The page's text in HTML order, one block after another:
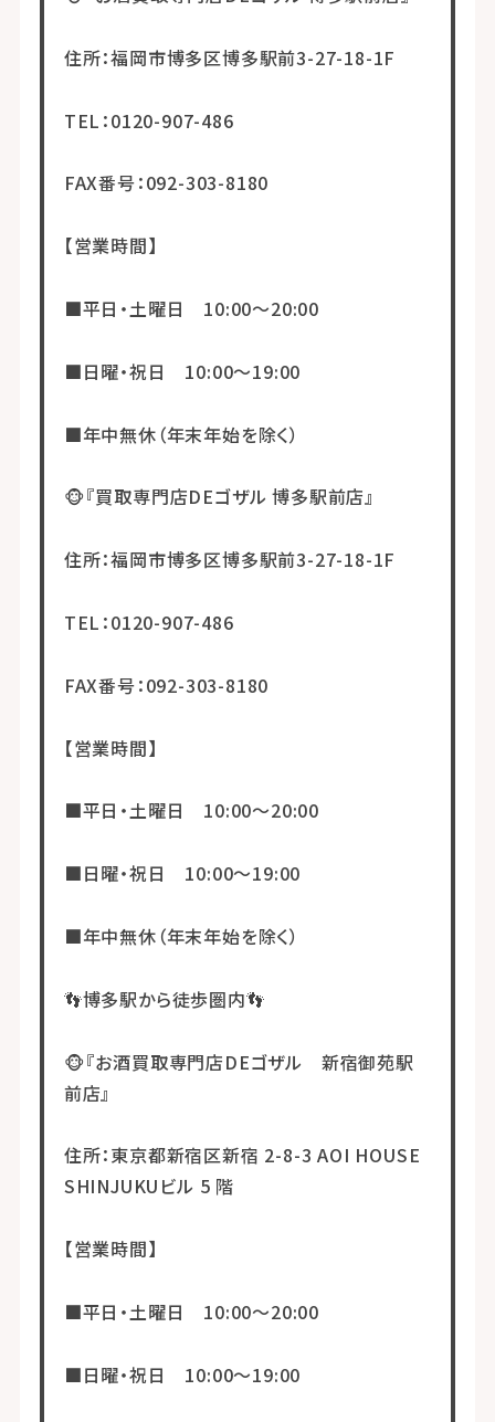
住所：福岡市博多区博多駅前3-27-18-1F
TEL：0120-907-486
FAX番号：092-303-8180
【営業時間】
■平日・土曜日 10:00～20:00
■日曜・祝日 10:00～19:00
■年中無休（年末年始を除く）
🐵『買取専門店DEゴザル 博多駅前店』
住所：福岡市博多区博多駅前3-27-18-1F
TEL：0120-907-486
FAX番号：092-303-8180
【営業時間】
■平日・土曜日 10:00～20:00
■日曜・祝日 10:00～19:00
■年中無休（年末年始を除く）
👣博多駅から徒歩圏内👣
🐵『お酒買取専門店DEゴザル 新宿御苑駅
前店』
住所：東京都新宿区新宿 2-8-3 AOI HOUSE
SHINJUKUビル 5 階
【営業時間】
■平日・土曜日 10:00～20:00
■日曜・祝日 10:00～19:00